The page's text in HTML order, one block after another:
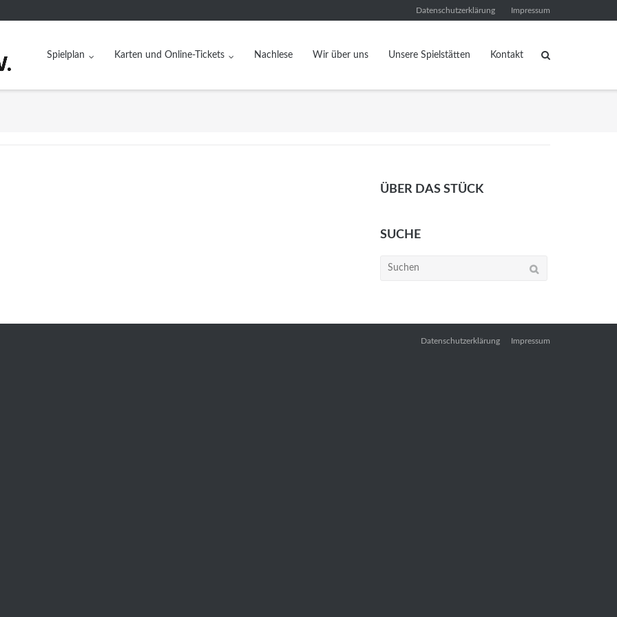
Datenschutzerklärung Impressum
Spielplan Karten und Online-Tickets Nachlese Wir über uns Unsere Spielstätten Kontakt
ÜBER DAS STÜCK
SUCHE
Suchen
Datenschutzerklärung Impressum